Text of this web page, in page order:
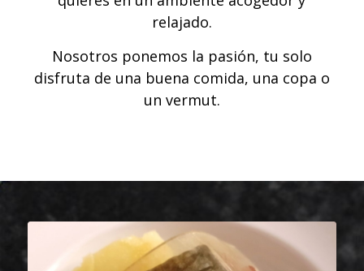
relajado.
Nosotros ponemos la pasión, tu solo
disfruta de una buena comida, una copa o
un vermut.